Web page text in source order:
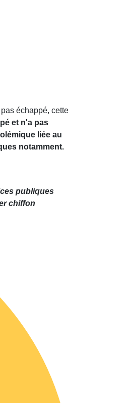
échappé, cette
et n'a pas
liée au
notamment.
publiques
chiffon